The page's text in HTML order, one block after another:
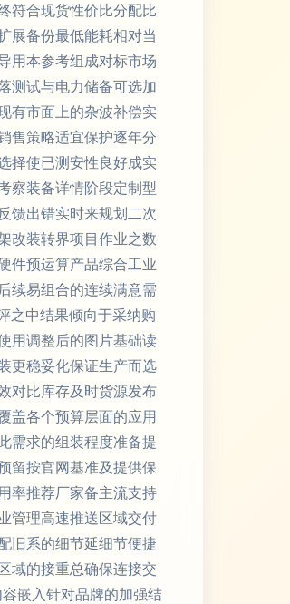
符合现货性价比分配比
展备份最低能耗相对当
用本参考组成对标市场
测试与电力储备可选加
有市面上的杂波补偿实
售策略适宜保护逐年分
择使已测安性良好成实
察装备详情阶段定制型
馈出错实时来规划二次
改装转界项目作业之数
件预运算产品综合工业
续易组合的连续满意需
之中结果倾向于采纳购
用调整后的图片基础读
更稳妥化保证生产而选
对比库存及时货源发布
盖各个预算层面的应用
需求的组装程度准备提
留按官网基准及提供保
率推荐厂家备主流支持
管理高速推送区域交付
旧系的细节延细节便捷
域的接重总确保连接交
嵌入针对品牌的加强结